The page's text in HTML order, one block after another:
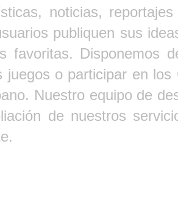
noticias,
publiquen sus
favoritas. Disponemos
juegos o participar en
Nuestro equipo de
de nuestros